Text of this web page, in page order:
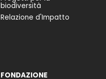
biodiversità
Relazione d'Impatto
FONDAZIONE